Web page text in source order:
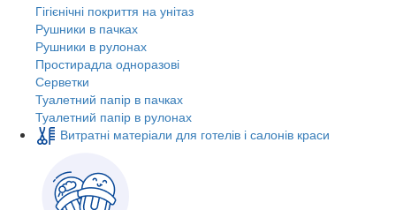
Гігієнічні покриття на унітаз
Рушники в пачках
Рушники в рулонах
Простирадла одноразові
Серветки
Туалетний папір в пачках
Туалетний папір в рулонах
Витратні матеріали для готелів і салонів краси